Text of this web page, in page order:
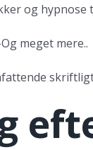
og hypnose
meget mere..